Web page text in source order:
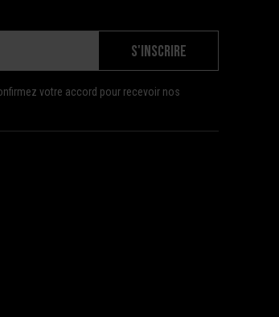
S'INSCRIRE
votre accord pour recevoir nos